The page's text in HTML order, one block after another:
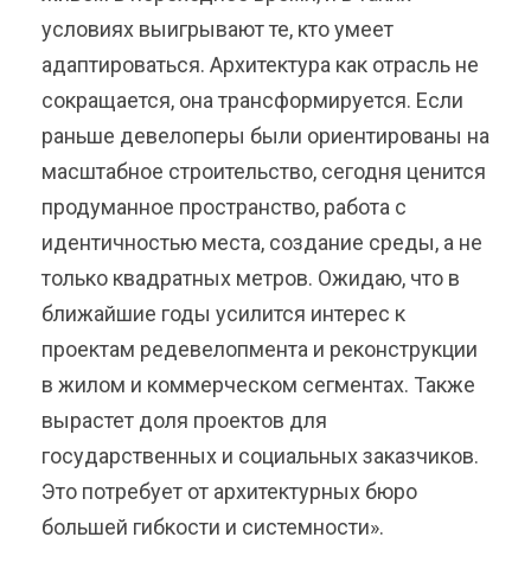
условиях выигрывают те, кто умеет
адаптироваться. Архитектура как отрасль не
сокращается, она трансформируется. Если
раньше девелоперы были ориентированы на
масштабное строительство, сегодня ценится
продуманное пространство, работа с
идентичностью места, создание среды, а не
только квадратных метров. Ожидаю, что в
ближайшие годы усилится интерес к
проектам редевелопмента и реконструкции
в жилом и коммерческом сегментах. Также
вырастет доля проектов для
государственных и социальных заказчиков.
Это потребует от архитектурных бюро
большей гибкости и системности».